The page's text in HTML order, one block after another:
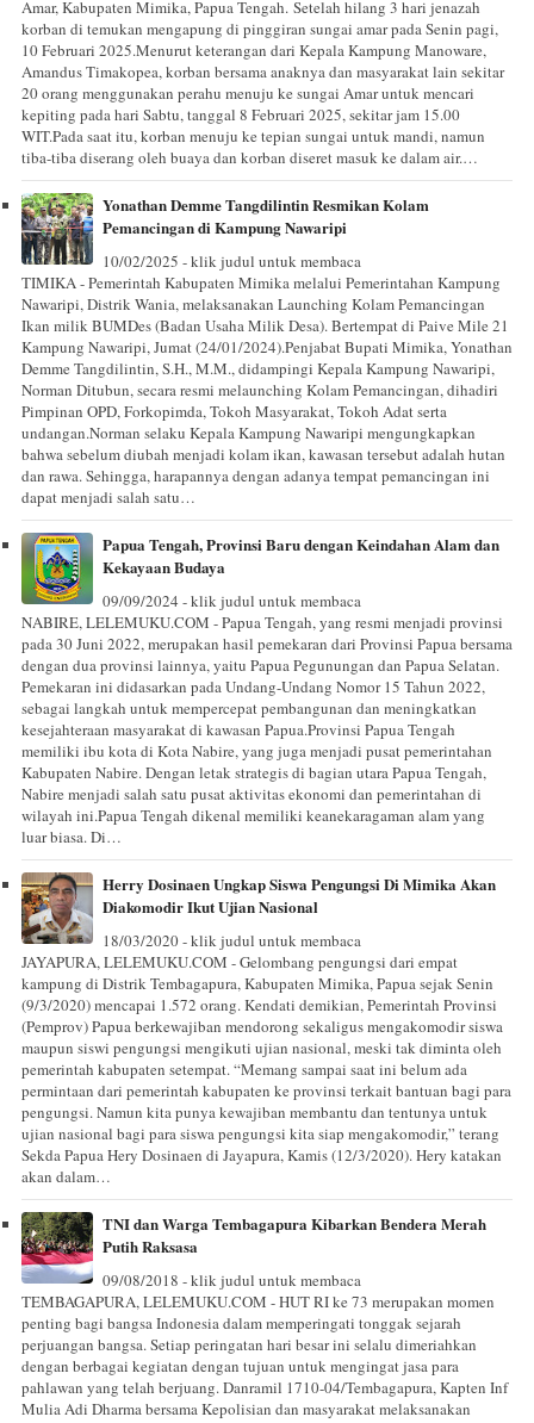
Amar, Kabupaten Mimika, Papua Tengah. Setelah hilang 3 hari jenazah
korban di temukan mengapung di pinggiran sungai amar pada Senin pagi,
10 Februari 2025.Menurut keterangan dari Kepala Kampung Manoware,
Amandus Timakopea, korban bersama anaknya dan masyarakat lain sekitar
20 orang menggunakan perahu menuju ke sungai Amar untuk mencari
kepiting pada hari Sabtu, tanggal 8 Februari 2025, sekitar jam 15.00
WIT.Pada saat itu, korban menuju ke tepian sungai untuk mandi, namun
tiba-tiba diserang oleh buaya dan korban diseret masuk ke dalam air.…
Yonathan Demme Tangdilintin Resmikan Kolam
Pemancingan di Kampung Nawaripi
10/02/2025 - klik judul untuk membaca
TIMIKA - Pemerintah Kabupaten Mimika melalui Pemerintahan Kampung
Nawaripi, Distrik Wania, melaksanakan Launching Kolam Pemancingan
Ikan milik BUMDes (Badan Usaha Milik Desa). Bertempat di Paive Mile 21
Kampung Nawaripi, Jumat (24/01/2024).Penjabat Bupati Mimika, Yonathan
Demme Tangdilintin, S.H., M.M., didampingi Kepala Kampung Nawaripi,
Norman Ditubun, secara resmi melaunching Kolam Pemancingan, dihadiri
Pimpinan OPD, Forkopimda, Tokoh Masyarakat, Tokoh Adat serta
undangan.Norman selaku Kepala Kampung Nawaripi mengungkapkan
bahwa sebelum diubah menjadi kolam ikan, kawasan tersebut adalah hutan
dan rawa. Sehingga, harapannya dengan adanya tempat pemancingan ini
dapat menjadi salah satu…
Papua Tengah, Provinsi Baru dengan Keindahan Alam dan
Kekayaan Budaya
09/09/2024 - klik judul untuk membaca
NABIRE, LELEMUKU.COM - Papua Tengah, yang resmi menjadi provinsi
pada 30 Juni 2022, merupakan hasil pemekaran dari Provinsi Papua bersama
dengan dua provinsi lainnya, yaitu Papua Pegunungan dan Papua Selatan.
Pemekaran ini didasarkan pada Undang-Undang Nomor 15 Tahun 2022,
sebagai langkah untuk mempercepat pembangunan dan meningkatkan
kesejahteraan masyarakat di kawasan Papua.Provinsi Papua Tengah
memiliki ibu kota di Kota Nabire, yang juga menjadi pusat pemerintahan
Kabupaten Nabire. Dengan letak strategis di bagian utara Papua Tengah,
Nabire menjadi salah satu pusat aktivitas ekonomi dan pemerintahan di
wilayah ini.Papua Tengah dikenal memiliki keanekaragaman alam yang
luar biasa. Di…
Herry Dosinaen Ungkap Siswa Pengungsi Di Mimika Akan
Diakomodir Ikut Ujian Nasional
18/03/2020 - klik judul untuk membaca
JAYAPURA, LELEMUKU.COM - Gelombang pengungsi dari empat
kampung di Distrik Tembagapura, Kabupaten Mimika, Papua sejak Senin
(9/3/2020) mencapai 1.572 orang. Kendati demikian, Pemerintah Provinsi
(Pemprov) Papua berkewajiban mendorong sekaligus mengakomodir siswa
maupun siswi pengungsi mengikuti ujian nasional, meski tak diminta oleh
pemerintah kabupaten setempat. “Memang sampai saat ini belum ada
permintaan dari pemerintah kabupaten ke provinsi terkait bantuan bagi para
pengungsi. Namun kita punya kewajiban membantu dan tentunya untuk
ujian nasional bagi para siswa pengungsi kita siap mengakomodir,” terang
Sekda Papua Hery Dosinaen di Jayapura, Kamis (12/3/2020). Hery katakan
akan dalam…
TNI dan Warga Tembagapura Kibarkan Bendera Merah
Putih Raksasa
09/08/2018 - klik judul untuk membaca
TEMBAGAPURA, LELEMUKU.COM - HUT RI ke 73 merupakan momen
penting bagi bangsa Indonesia dalam memperingati tonggak sejarah
perjuangan bangsa. Setiap peringatan hari besar ini selalu dimeriahkan
dengan berbagai kegiatan dengan tujuan untuk mengingat jasa para
pahlawan yang telah berjuang. Danramil 1710-04/Tembagapura, Kapten Inf
Mulia Adi Dharma bersama Kepolisian dan masyarakat melaksanakan